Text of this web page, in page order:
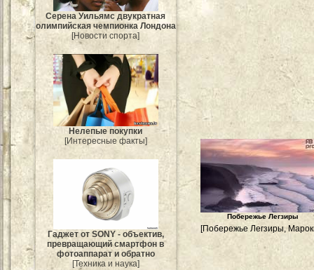
Серена Уильямс двукратная
олимпийская чемпионка Лондона
[Новости спорта]
Нелепые покупки
[Интересные факты]
Гаджет от SONY - объектив,
превращающий смартфон в
фотоаппарат и обратно
[Техника и наука]
Побережье Легзиры
[Побережье Легзиры,